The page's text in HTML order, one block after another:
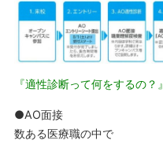
『適性診断って何をするの？』
●AO面接
数ある医療職の中で